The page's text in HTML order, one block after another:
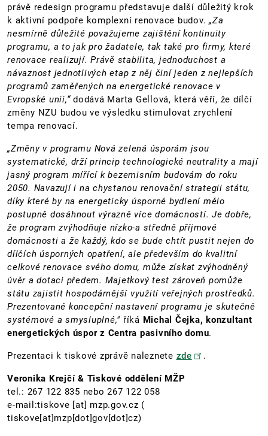
právě redesign programu představuje další důležitý krok
k aktivní podpoře komplexní renovace budov. „Za
nesmírně důležité považujeme zajištění kontinuity
programu, a to jak pro žadatele, tak také pro firmy, které
renovace realizují. Právě stabilita, jednoduchost a
návaznost jednotlivých etap z něj činí jeden z nejlepších
programů zaměřených na energetické renovace v
Evropské unii,“dodává Marta Gellová, která věří, že dílčí
změny NZU budou ve výsledku stimulovat zrychlení
tempa renovací.
„Změny v programu Nová zelená úsporám jsou
systematické, drží princip technologické neutrality a mají
jasný program mířící k bezemisním budovám do roku
2050. Navazují i na chystanou renovační strategii státu,
díky které by na energeticky úsporné bydlení mělo
postupně dosáhnout výrazně více domácností. Je dobře,
že program zvýhodňuje nízko-a středně příjmové
domácnosti a že každý, kdo se bude chtít pustit nejen do
dílčích úsporných opatření, ale především do kvalitní
celkové renovace svého domu, může získat zvýhodněný
úvěr a dotaci předem. Majetkový test zároveň pomůže
státu zajistit hospodárnější využití veřejných prostředků.
Prezentované koncepční nastavení programu je skutečně
systémové a smysluplné," říká Michal Čejka, konzultant
energetických úspor z Centra pasivního domu.
Prezentaci k tiskové zprávě naleznete zde .
Veronika Krejčí & Tiskové oddělení MŽP
tel.: 267 122 835 nebo 267 122 058
e-mail:tiskove [at] mzp.gov.cz (
tiskove[at]mzp[dot]gov[dot]cz)